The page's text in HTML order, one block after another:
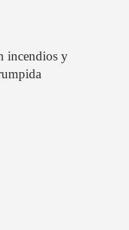
incendios y